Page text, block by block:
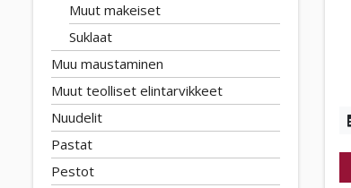
Muut makeiset
Suklaat
Muu maustaminen
Muut teolliset elintarvikkeet
Nuudelit
Pastat
Pestot